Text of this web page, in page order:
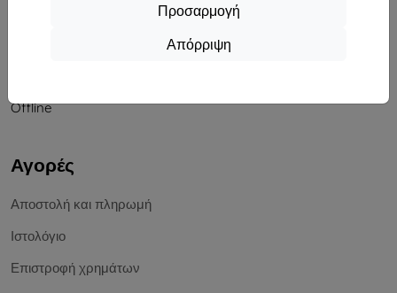
Προσαρμογή
Απόρριψη
Offline
Αγορές
Αποστολή και πληρωμή
Ιστολόγιο
Επιστροφή χρημάτων